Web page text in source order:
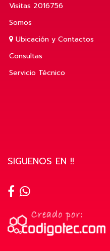
Visitas 2016756
Somos
Ubicación y Contactos
Consultas
Servicio Técnico
SIGUENOS EN !!